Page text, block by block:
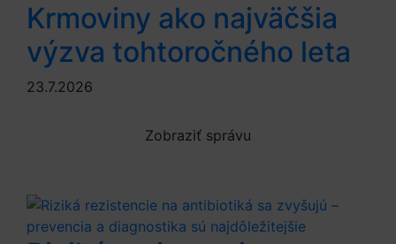
Krmoviny ako najväčšia
výzva tohtoročného leta
23.7.2026
Zobraziť správu